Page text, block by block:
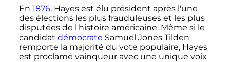
En 1876, Hayes est élu président après l'une
des élections les plus frauduleuses et les plus
disputées de l'histoire américaine. Même si le
candidat démocrate Samuel Jones Tilden
remporte la majorité du vote populaire, Hayes
est proclamé vainqueur avec une unique voix